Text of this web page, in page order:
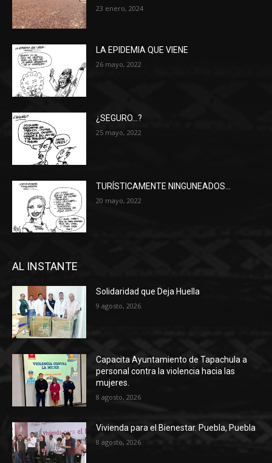
23 enero, 2024
LA EPIDEMIA QUE VIENE
26 mayo, 2022
¿SEGURO…?
25 mayo, 2022
TURÍSTICAMENTE NINGUNEADOS…
20 mayo, 2022
AL INSTANTE
Solidaridad que Deja Huella
9 agosto, 2026
Capacita Ayuntamiento de Tapachula a
personal contra la violencia hacia las
mujeres.
8 agosto, 2026
Vivienda para el Bienestar. Puebla, Puebla
8 agosto, 2026